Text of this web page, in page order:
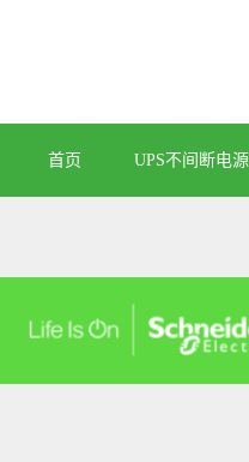
首页 UPS不间断电源